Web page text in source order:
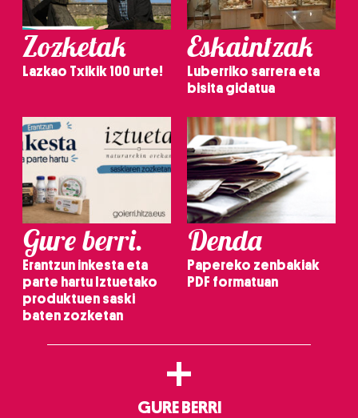
Zozketak
Lazkao Txikik 100 urte!
Eskaintzak
Luberriko sarrera eta
bisita gidatua
Gure berri.
Erantzun inkesta eta
parte hartu Iztuetako
produktuen saski
baten zozketan
Denda
Papereko zenbakiak
PDF formatuan
+
GURE BERRI